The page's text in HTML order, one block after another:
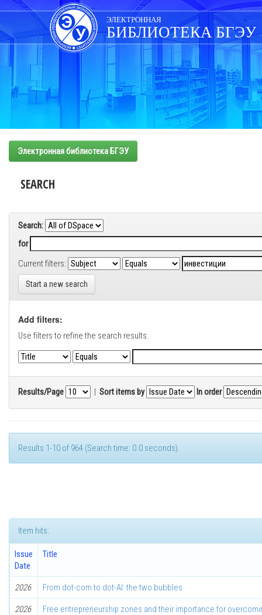
Skip
navigation
ЭЛЕКТРОННАЯ
БИБЛИОТЕКА БГЭУ
Электронная библиотека БГЭУ
SEARCH
Search:
for
Current filters:
Start a new search
Add filters:
Use filters to refine the search results.
Results/Page | Sort items by In order
Results 1-10 of 964 (Search time: 0.0 seconds).
Item hits:
Issue
Date
Title
2026 From dot-com to dot-AI: the two bubbles
2026 Free entrepreneurship zones and their importance for